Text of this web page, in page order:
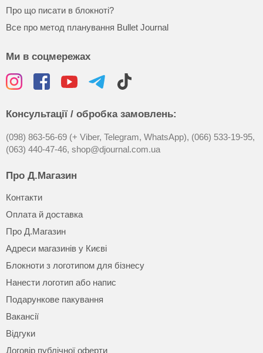
Про що писати в блокноті?
Все про метод планування Bullet Journal
Ми в соцмережах
Консультації / обробка замовлень:
(098) 863-56-69 (+ Viber, Telegram, WhatsApp), (066) 533-19-95,
(063) 440-47-46, shop@djournal.com.ua
Про Д.Магазин
Контакти
Оплата й доставка
Про Д.Магазин
Адреси магазинів у Києві
Блокноти з логотипом для бізнесу
Нанести логотип або напис
Подарункове пакування
Вакансії
Відгуки
Договір публічної оферти